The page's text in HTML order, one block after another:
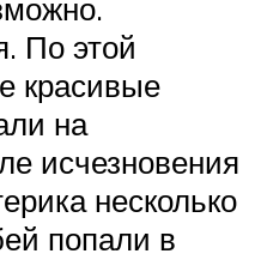
По этой
красивые
на
исчезновения
несколько
попали в